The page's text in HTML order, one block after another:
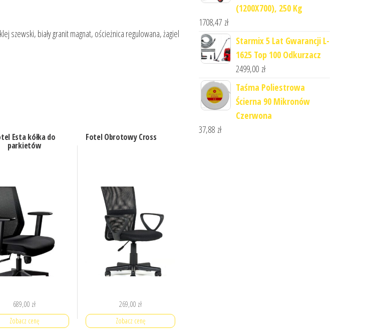
szewski, biały granit magnat, ościeżnica regulowana, żagiel
Esta kółka do
parkietów
689,00 zł
Zobacz cenę
Fotel Obrotowy Cross
269,00 zł
Zobacz cenę
(1200X700), 250 Kg
1708,47 zł
Starmix 5 Lat Gwarancji L-
1625 Top 100 Odkurzacz
2499,00 zł
Taśma Poliestrowa
Ścierna 90 Mikronów
Czerwona
37,88 zł